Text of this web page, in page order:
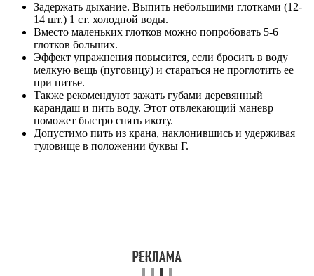
Задержать дыхание. Выпить небольшими глотками (12-
14 шт.) 1 ст. холодной воды.
Вместо маленьких глотков можно попробовать 5-6
глотков больших.
Эффект упражнения повысится, если бросить в воду
мелкую вещь (пуговицу) и стараться не проглотить ее
при питье.
Также рекомендуют зажать губами деревянный
карандаш и пить воду. Этот отвлекающий маневр
поможет быстро снять икоту.
Допустимо пить из крана, наклонившись и удерживая
туловище в положении буквы Г.